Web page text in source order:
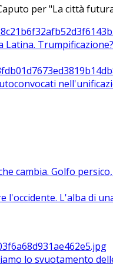
per "La città
Latina. Trumpificazione?
cambia. Golfo
l'occidente. L'alba di
lo svuotamento